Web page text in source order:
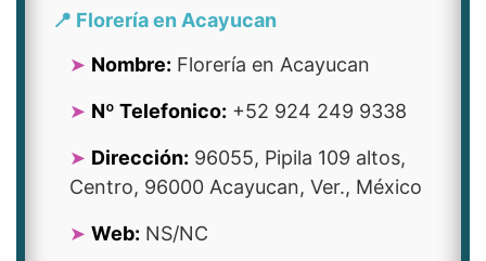
📍 Florería en Acayucan
Nombre: Florería en Acayucan
Nº Telefonico: +52 924 249 9338
Dirección: 96055, Pipila 109 altos,
Centro, 96000 Acayucan, Ver., México
Web: NS/NC